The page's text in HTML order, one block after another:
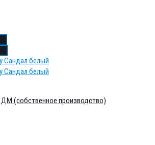
(собственное производство)